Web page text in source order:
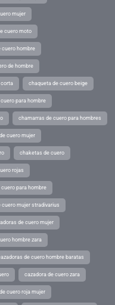
mujer
cuero moto
cuero hombre
de hombre
corta chaqueta de cuero beige
para hombre
chamarras de cuero para hombres
cuero mujer
chaketas de cuero
rojas
para hombre
cuero mujer stradivarius
de cuero mujer
hombre zara
de cuero hombre baratas
cazadora de cuero zara
cuero roja mujer